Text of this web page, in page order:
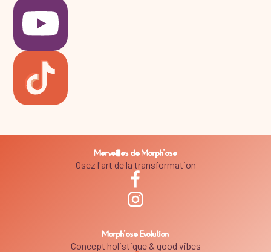
Merveilles de Morph'ose
Osez l'art de la transformation
Morph'ose Evolution
Concept holistique & good vibes